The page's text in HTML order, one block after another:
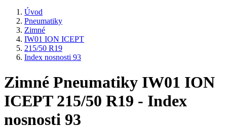
Úvod
Pneumatiky
Zimné
IW01 ION ICEPT
215/50 R19
Index nosnosti 93
Zimné Pneumatiky IW01 ION
ICEPT 215/50 R19 - Index
nosnosti 93